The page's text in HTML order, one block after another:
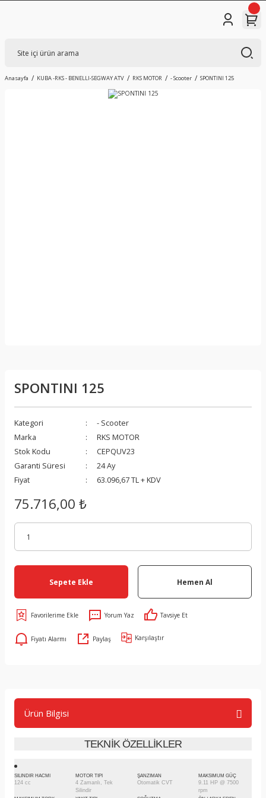
Anasayfa KUBA -RKS - BENELLI-SEGWAY ATV RKS MOTOR - Scooter SPONTINI 125
SPONTINI 125
Kategori
- Scooter
Marka
RKS MOTOR
Stok Kodu
CEPQUV23
Garanti Süresi
24 Ay
Fiyat
63.096,67 TL + KDV
75.716,00 ₺
Sepete Ekle Hemen Al
Yorum Yaz Tavsiye Et
Fiyatı Alarmı Paylaş Karşılaştır
Ürün Bilgisi
TEKNİK ÖZELLİKLER
SILINDIR HACMI
124 cc
MOTOR TIPI
4 Zamanlı, Tek
Silindir
ŞANZIMAN
Otomatik CVT
MAKSIMUM GÜÇ
9.11 HP @ 7500
rpm